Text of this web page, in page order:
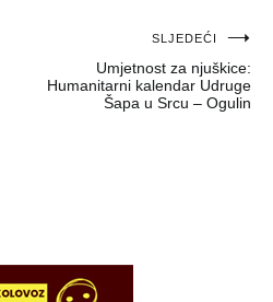
SLJEDEĆI
Umjetnost za njuškice:
Humanitarni kalendar Udruge
Šapa u Srcu – Ogulin